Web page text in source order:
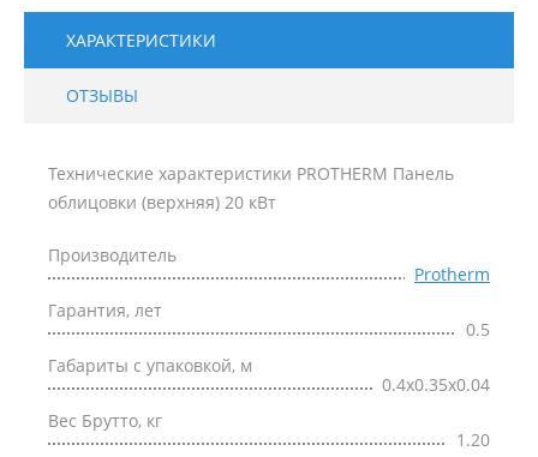
ХАРАКТЕРИСТИКИ
ОТЗЫВЫ
Технические характеристики PROTHERM Панель
облицовки (верхняя) 20 кВт
Производитель
Protherm
Гарантия, лет
0.5
Габариты с упаковкой, м
0.4x0.35x0.04
Вес Брутто, кг
1.20